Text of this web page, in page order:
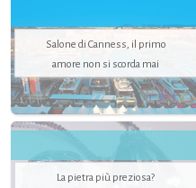
Salone di Canness, il primo
amore non si scorda mai
La pietra più preziosa?